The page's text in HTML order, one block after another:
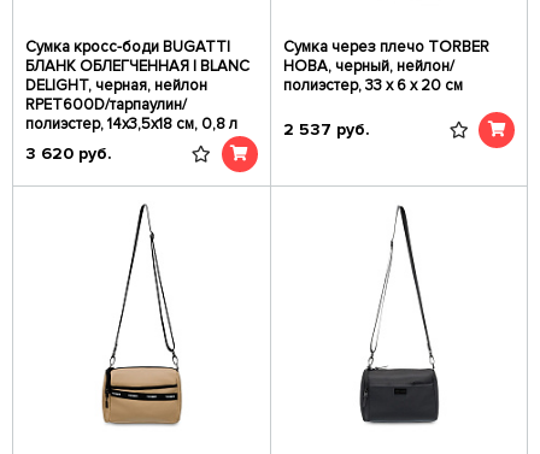
Сумка кросс-боди BUGATTI
БЛАНК ОБЛЕГЧЕННАЯ | BLANC
DELIGHT, черная, нейлон
RPET600D/тарпаулин/
полиэстер, 14х3,5х18 см, 0,8 л
3 620 руб.
Сумка через плечо TORBER
НОВА, черный, нейлон/
полиэстер, 33 х 6 х 20 см
2 537 руб.